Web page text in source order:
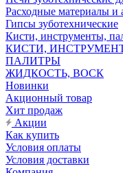
Расходные материалы и
Гипсы зуботехнические
Кисти, инструменты,
КИСТИ,
ПАЛИТРЫ
ЖИДКОСТЬ, ВОСК
Новинки
Акционный товар
Хит продаж
Акции
Как купить
Условия оплаты
Условия доставки